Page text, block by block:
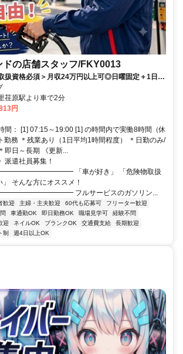
ドの店舗スタッフ/FKY0013
扱資格必須＞月収24万円以上可◎日曜固定＋1日休
30代～60代の男性活躍中！
荏原駅より車で2分
円
間： [1] 07:15～19:00 [1] の時間内で実働8時間（休
勤務 ＊残業あり（1日平均1時間程度） ＊日勤のみ/
即日～長期 《更新...
派遣社員募集！
「車が好き」 「危険物取扱
そんな方にオススメ！
フルサービスのガソリン...
歓迎 主婦・主夫歓迎 60代も応募可
フリーター歓迎
車通勤OK 即日勤務OK 職場見学可
経験不問
迎 ネイルOK ブランクOK 交通費支給
長期歓迎
制 週4日以上OK